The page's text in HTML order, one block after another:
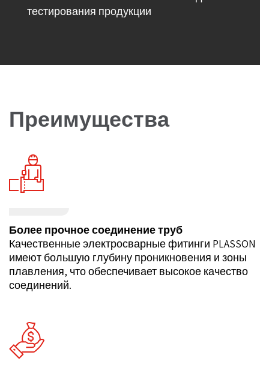
тестирования продукции
Преимущества
Более прочное соединение труб
Качественные электросварные фитинги PLASSON
имеют большую глубину проникновения и зоны
плавления, что обеспечивает высокое качество
соединений.